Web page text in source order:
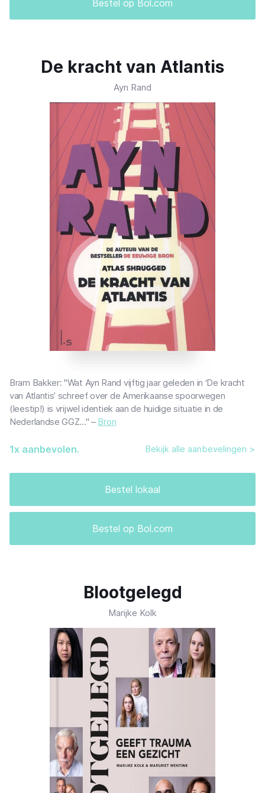
Bestel op Bol.com
De kracht van Atlantis
Ayn Rand
Bram Bakker: "Wat Ayn Rand vijftig jaar geleden in ‘De kracht
van Atlantis’ schreef over de Amerikaanse spoorwegen
(leestip!) is vrijwel identiek aan de huidige situatie in de
Nederlandse GGZ..." – Bron
Bestel lokaal
Bestel op Bol.com
1x aanbevolen. Bekijk alle aanbevelingen >
Blootgelegd
Marijke Kolk